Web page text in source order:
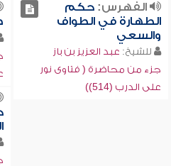
الفهرس:حكم
الطهارة في الطواف
والسعي
للشيخ: عبد العزيز بن باز
جزء من محاضرة ( فتاوى نور
على الدرب (514))